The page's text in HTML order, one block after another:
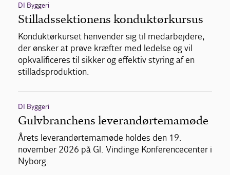
DI Byggeri
Stilladssektionens konduktørkursus
Konduktørkurset henvender sig til medarbejdere,
der ønsker at prøve kræfter med ledelse og vil
opkvalificeres til sikker og effektiv styring af en
stilladsproduktion.
DI Byggeri
Gulvbranchens leverandørtemamøde
Årets leverandørtemamøde holdes den 19.
november 2026 på Gl. Vindinge Konferencecenter i
Nyborg.